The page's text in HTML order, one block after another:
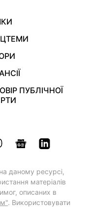
ПУБЛІЧНОЇ
даному ресурсі,
матеріалів
описаних в
. Використовувати